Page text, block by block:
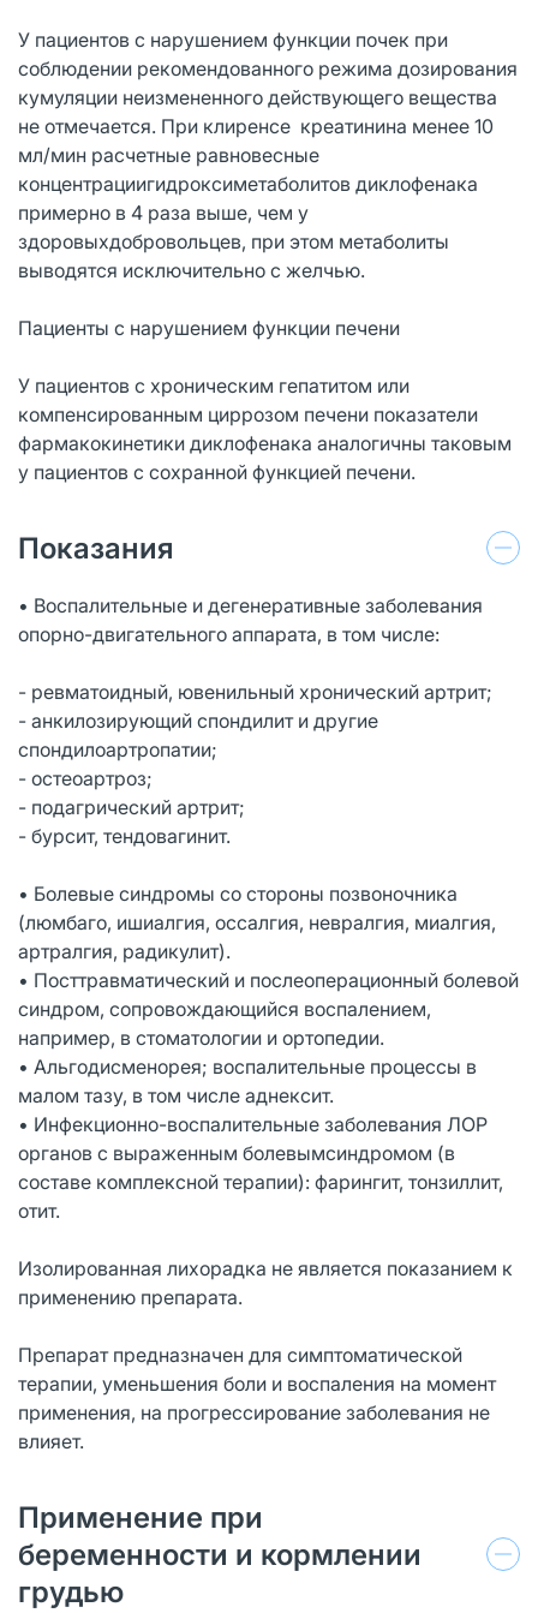
У пациентов с нарушением функции почек при
соблюдении рекомендованного режима дозирования
кумуляции неизмененного действующего вещества
не отмечается. При клиренсе креатинина менее 10
мл/мин расчетные равновесные
концентрациигидроксиметаболитов диклофенака
примерно в 4 раза выше, чем у
здоровыхдобровольцев, при этом метаболиты
выводятся исключительно с желчью.
Пациенты с нарушением функции печени
У пациентов с хроническим гепатитом или
компенсированным циррозом печени показатели
фармакокинетики диклофенака аналогичны таковым
у пациентов с сохранной функцией печени.
Показания
• Воспалительные и дегенеративные заболевания
опорно-двигательного аппарата, в том числе:
- ревматоидный, ювенильный хронический артрит;
- анкилозирующий спондилит и другие
спондилоартропатии;
- остеоартроз;
- подагрический артрит;
- бурсит, тендовагинит.
• Болевые синдромы со стороны позвоночника
(люмбаго, ишиалгия, оссалгия, невралгия, миалгия,
артралгия, радикулит).
• Посттравматический и послеоперационный болевой
синдром, сопровождающийся воспалением,
например, в стоматологии и ортопедии.
• Альгодисменорея; воспалительные процессы в
малом тазу, в том числе аднексит.
• Инфекционно-воспалительные заболевания ЛОР
органов с выраженным болевымсиндромом (в
составе комплексной терапии): фарингит, тонзиллит,
отит.
Изолированная лихорадка не является показанием к
применению препарата.
Препарат предназначен для симптоматической
терапии, уменьшения боли и воспаления на момент
применения, на прогрессирование заболевания не
влияет.
Применение при
беременности и кормлении
грудью